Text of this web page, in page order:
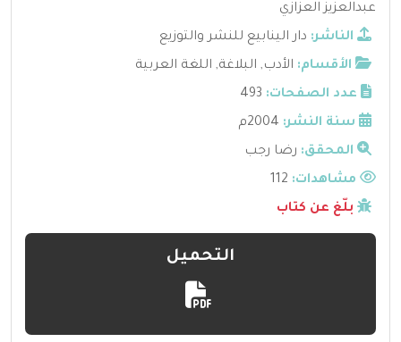
عبدالعزيز العزازي
الناشر: دار الينابيع للنشر والتوزيع
الأقسام: الأدب, البلاغة, اللغة العربية
عدد الصفحات: 493
سنة النشر: 2004م
المحقق: رضا رجب
مشاهدات:
بلّغ عن كتاب
التحميل